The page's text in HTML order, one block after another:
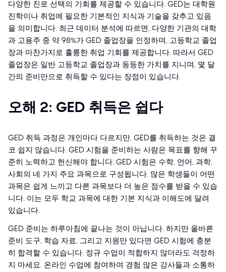
다양한 진로 선택의 기회를 제공할 수 있습니다. GED는 대학원
진학이나 취업에 필요한 기본적인 지식과 기술을 갖추고 있음
을 의미합니다. 최근 데이터 분석에 따르면, 다양한 기관의 대학
과 고용주 중 약 98%가 GED 졸업장을 인정하며, 고등학교 졸업
장과 마찬가지로 훌륭한 취업 기회를 제공합니다. 따라서 GED
졸업장은 일반 고등학교 졸업장과 동등한 가치를 지니며, 몇 달
간의 준비만으로 취득할 수 있다는 장점이 있습니다.
오해 2: GED 취득은 쉽다
GED 취득 과정은 개인마다 다르지만, GED를 취득하는 것은 결
코 쉽지 않습니다. GED 시험을 준비하는 사람은 목표를 향해 꾸
준히 노력하고 헌신해야 합니다. GED 시험은 수학, 언어, 과학,
사회의 네 가지 주요 과목으로 구성됩니다. 많은 학생들이 어떤
과목은 쉽게 느끼고 다른 과목보다 더 높은 점수를 받을 수 있습
니다. 이는 모두 학교 과목에 대한 기본 지식과 이해도에 달려
있습니다.
GED 준비는 하루아침에 끝나는 것이 아닙니다. 하지만 올바른
준비 도구, 학습 자료, 그리고 지원만 있다면 GED 시험에 충분
히 합격할 수 있습니다. 정규 수업이 적합하지 않더라도 걱정하
지 마세요. 온라인 수업에 참여하여 경험 많은 강사들과 소통하